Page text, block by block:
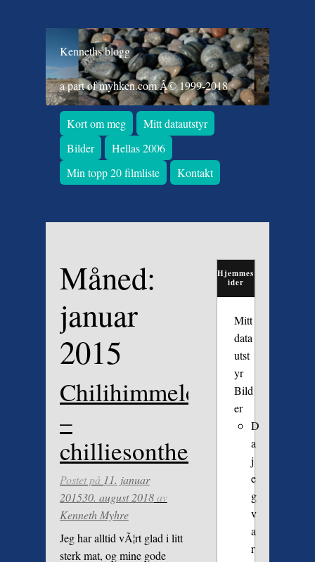
Kenneths blogg
a part of myhken.com Â© 1999-2018
Kort om meg
Mitt datautstyr
Bilder
Hellas 2006
Min topp 20 filmliste
Kontakt
Måned:
januar
2015
Chilihimmelen
–
chilliesontheweb.co.uk
Postet på 11. januar
201530. august 2018av
Kenneth Myhre
Jeg har alltid vÃ¦rt glad i litt
sterk mat, og mine gode
Hjemmes
ider
Mitt
data
utst
yr
Bild
er
D
a
j
e
g
v
a
r